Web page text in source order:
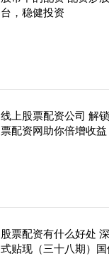
台，稳健投资
线上股票配资公司 解
票配资网助你倍增收益
股票配资有什么好处
式贴现（三十八期）